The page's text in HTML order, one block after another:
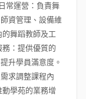
常運營：負責舞
資管理、設備維
舞蹈教師及工
：提供優質的
升學員滿意度。
求調整課程內
學苑的業務增